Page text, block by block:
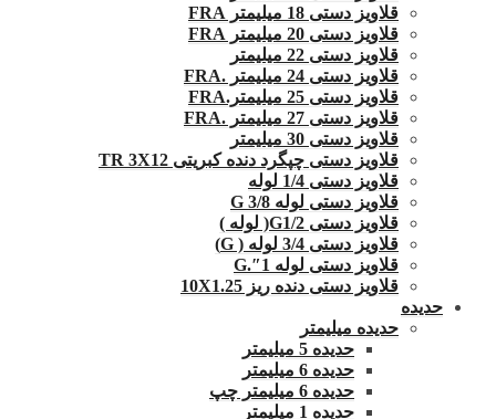
قلاویز دستی 18 میلیمتر FRA
قلاویز دستی 20 میلیمتر FRA
قلاویز دستی 22 میلیمتر
قلاویز دستی 24 میلیمتر .FRA
قلاویز دستی 25 میلیمتر.FRA
قلاویز دستی 27 میلیمتر .FRA
قلاویز دستی 30 میلیمتر
قلاویز دستی چپگرد دنده کبریتی TR 3X12
قلاویز دستی 1/4 لوله
قلاویز دستی لوله G 3/8
قلاویز دستی G1/2( لوله )
قلاویز دستی 3/4 لوله ( G)
قلاویز دستی لوله 1″.G
قلاویز دستی دنده ریز 10X1.25
حدیده
حدیده میلیمتر
حدیده 5 میلیمتر
حدیده 6 میلیمتر
حدیده 6 میلیمتر چپ
حدیده 1 میلیمتر